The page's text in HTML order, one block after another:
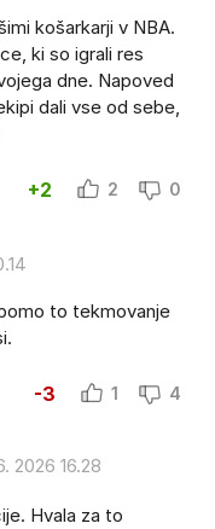
košarkarji v NBA.
ki so igrali res
dne. Napoved
dali vse od sebe,
+2 2 0
to tekmovanje
-3 1 4
2026 16.28
Hvala za to